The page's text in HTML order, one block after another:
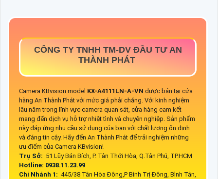
CÔNG TY TNHH TM-DV ĐẦU TƯ AN
THÀNH PHÁT
Camera KBvision model KX-A4111LN-A-VN được bán tại cửa
hàng An Thành Phát với mức giá phải chăng. Với kinh nghiệm
lâu năm trong lĩnh vực camera quan sát, cửa hàng cam kết
mang đến dịch vụ hỗ trợ nhiệt tình và chuyên nghiệp. Sản phẩm
này đáp ứng nhu cầu sử dụng của bạn với chất lượng ổn định
và đáng tin cậy. Hãy đến An Thành Phát để trải nghiệm những
ưu điểm của Camera KBvision!
Trụ Sở: 51 Lũy Bán Bích, P. Tân Thới Hòa, Q.Tân Phú, TP.HCM
Hotline: 0938.11.23.99
Chi Nhánh 1: 445/38 Tân Hòa Đông,P Bình Trị Đông, Bình Tân,